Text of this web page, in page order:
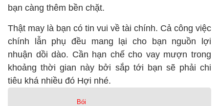
bạn càng thêm bền chặt.
Thật may là bạn có tin vui về tài chính. Cả công việc
chính lẫn phụ đều mang lại cho bạn nguồn lợi
nhuận dồi dào. Cần hạn chế cho vay mượn trong
khoảng thời gian này bởi sắp tới bạn sẽ phải chi
tiêu khá nhiều đó Hợi nhé.
Bói